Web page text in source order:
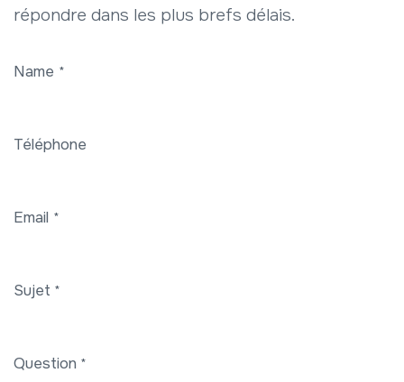
répondre dans les plus brefs délais.
Name *
Téléphone
Email *
Sujet *
Question *